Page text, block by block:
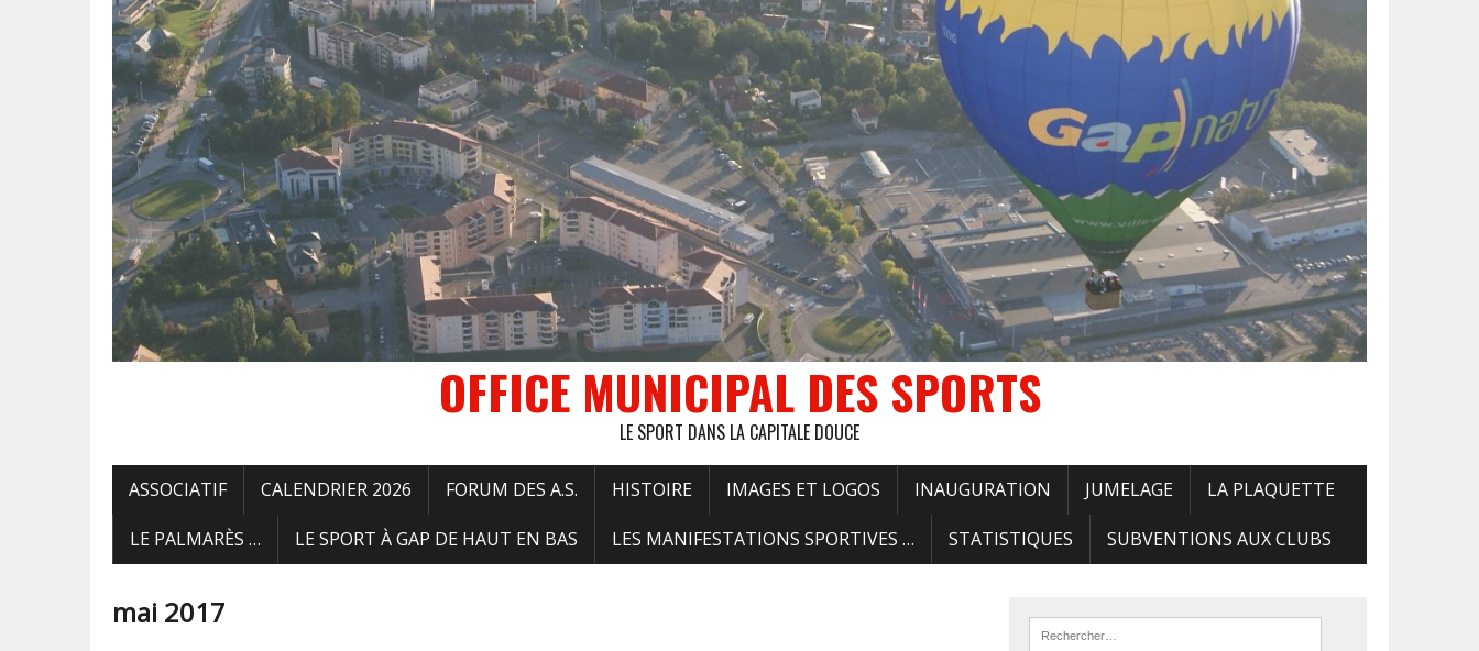
OFFICE MUNICIPAL DES SPORTS
LE SPORT DANS LA CAPITALE DOUCE
ASSOCIATIF CALENDRIER 2026 FORUM DES A.S. HISTOIRE IMAGES ET LOGOS INAUGURATION JUMELAGE LA PLAQUETTE
LE PALMARÈS … LE SPORT À GAP DE HAUT EN BAS LES MANIFESTATIONS SPORTIVES … STATISTIQUES SUBVENTIONS AUX CLUBS
mai 2017